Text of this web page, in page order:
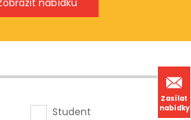
Zasílat
nabídky
Student